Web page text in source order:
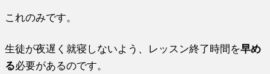
これのみです。
生徒が夜遅く就寝しないよう、レッスン終了時間を早め
る必要があるのです。